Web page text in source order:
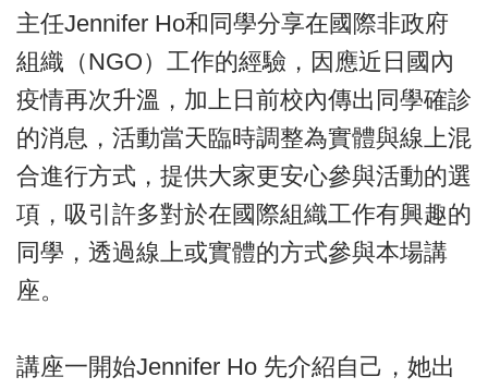
主任Jennifer Ho和同學分享在國際非政府
組織（NGO）工作的經驗，因應近日國內
疫情再次升溫，加上日前校內傳出同學確診
的消息，活動當天臨時調整為實體與線上混
合進行方式，提供大家更安心參與活動的選
項，吸引許多對於在國際組織工作有興趣的
同學，透過線上或實體的方式參與本場講
座。
講座一開始Jennifer Ho 先介紹自己，她出